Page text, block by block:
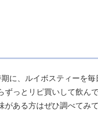
、ルイボスティーを毎
っとリピ買いして飲ん
ある方はぜひ調べてみ